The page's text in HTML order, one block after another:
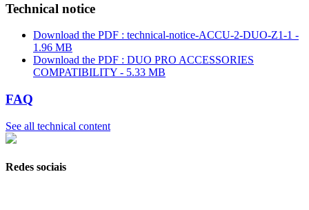
Technical notice
Download the PDF : technical-notice-ACCU-2-DUO-Z1-1 -
1.96 MB
Download the PDF : DUO PRO ACCESSORIES
COMPATIBILITY - 5.33 MB
FAQ
See all technical content
Redes sociais